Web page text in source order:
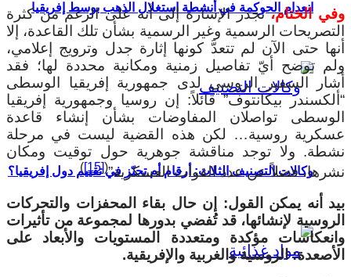
انعدام الحوكمة في أنشطة استغلال الذهب بوسط إفريقيا
وكالات التصنيف الثلاث: أرقام أم تحيّز في تقييم دول إفريقيا؟
الختام،تجدر الإشارة إلى أنه على الرغم من كثرة
الرسمية وغير الرسمية بشأن تلك القاعدة، إلا
حتى الآن لم تتعدَّ كونها إثارة جدل وترويج إعلامي،
توضح أيّ تفاصيل زمنية ومكانية محددة لها؛ فقد
السفير الروسي لدى جمهورية إفريقيا الوسطى
بيكانتوف” قائلاً: إن روسيا وجمهورية إفريقيا
تواصلان المفاوضات بشأن إنشاء قاعدة
روسية… لكن هذه القضية ليست في مرحلة
ولا توجد مناقشة جوهرية حول توقيت ومكان
فضلاً عن عدد القوات العسكرية”(
[15]
)
.
أنه يمكن القول: إن حال بقاء المحفزات والتحركات
لإنشائها، قد تُفضي بدورها لمجموعة من تأثيرات
مؤكدة ومتعددة المستويات والأبعاد على
الروسية والغربية والإفريقية.